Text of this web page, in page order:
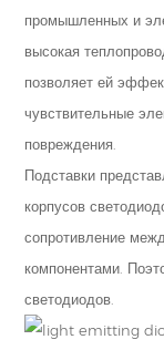
промышленных и
высокая
позволяет ей
чувствительные
повреждения.
Подставки
корпусов
сопротивление
компонентами.
светодиодов.